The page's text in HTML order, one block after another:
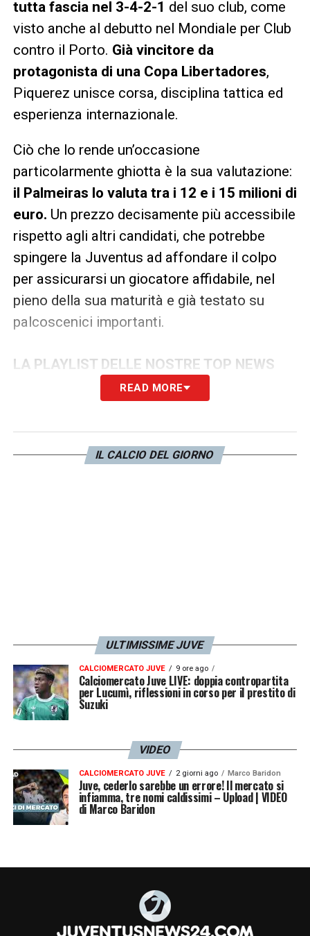
tutta fascia nel 3-4-2-1 del suo club, come
visto anche al debutto nel Mondiale per Club
contro il Porto. Già vincitore da
protagonista di una Copa Libertadores,
Piquerez unisce corsa, disciplina tattica ed
esperienza internazionale.
Ciò che lo rende un’occasione
particolarmente ghiotta è la sua valutazione:
il Palmeiras lo valuta tra i 12 e i 15 milioni di
euro. Un prezzo decisamente più accessibile
rispetto agli altri candidati, che potrebbe
spingere la Juventus ad affondare il colpo
per assicurarsi un giocatore affidabile, nel
pieno della sua maturità e già testato su
palcoscenici importanti.
LA PLAYLIST DELLE NOSTRE TOP NEWS
READ MORE
IL CALCIO DEL GIORNO
ULTIMISSIME JUVE
CALCIOMERCATO JUVE 9 ore ago
Calciomercato Juve LIVE: doppia contropartita
per Lucumì, riflessioni in corso per il prestito di
Suzuki
VIDEO
CALCIOMERCATO JUVE 2 giorni ago Marco Baridon
Juve, cederlo sarebbe un errore! Il mercato si
infiamma, tre nomi caldissimi – Upload | VIDEO
di Marco Baridon